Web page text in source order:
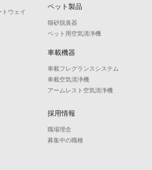
ウェイ
ペット製品
猫砂脱臭器
ペット用空気清浄機
車載機器
車載フレグランスシステム
車載空気清浄機
アームレスト空気清浄機
採用情報
職場理念
募集中の職種